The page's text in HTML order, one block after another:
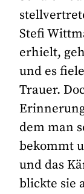
Stefi
erhielt,
und es
Trauer.
dem man
bekommt
und das
blickte sie